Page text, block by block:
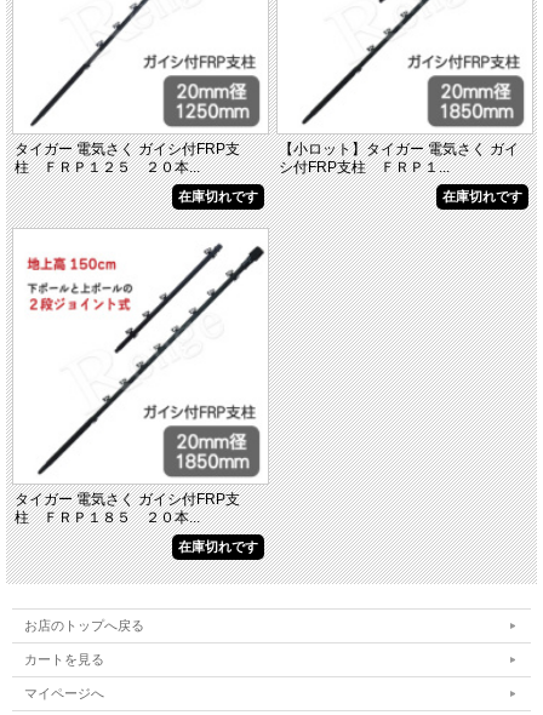
タイガー 電気さく ガイシ付FRP支
柱 ＦＲＰ１２５ ２０本...
在庫切れです
【小ロット】タイガー 電気さく ガイ
シ付FRP支柱 ＦＲＰ１...
在庫切れです
タイガー 電気さく ガイシ付FRP支
柱 ＦＲＰ１８５ ２０本...
在庫切れです
お店のトップへ戻る
カートを見る
マイページへ